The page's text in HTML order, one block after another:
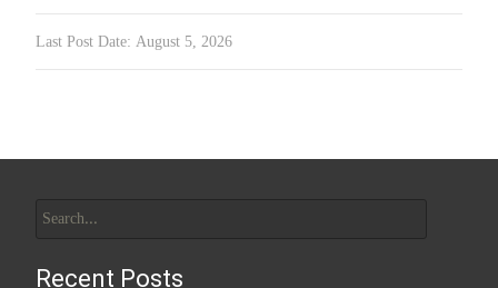
Last Post Date: August 5, 2026
for:
Recent Posts